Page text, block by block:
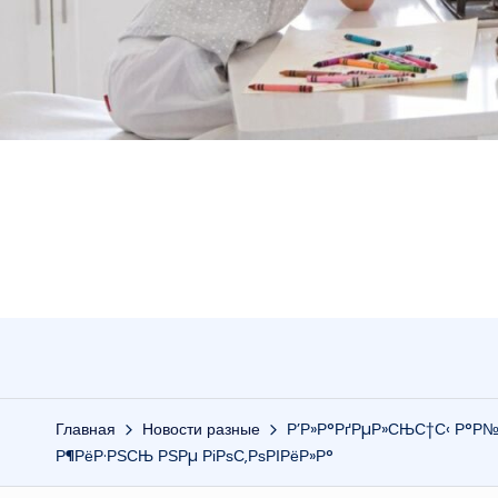
Главная Новости разные
Р’Р»Р°РґРµР»СЊС†С‹
Р¶РёР·РЅСЊ РЅРµ РіРѕС‚РѕРІРёР»Р°